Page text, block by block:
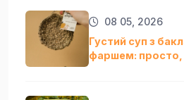
08 05, 2026
Густий суп з
фаршем: просто,